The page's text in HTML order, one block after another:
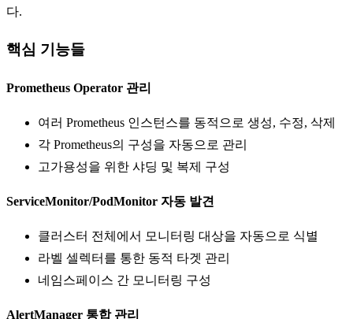
다.
핵심 기능들
Prometheus Operator 관리
여러 Prometheus 인스턴스를 동적으로 생성, 수정, 삭제
각 Prometheus의 구성을 자동으로 관리
고가용성을 위한 샤딩 및 복제 구성
ServiceMonitor/PodMonitor 자동 발견
클러스터 전체에서 모니터링 대상을 자동으로 식별
라벨 셀렉터를 통한 동적 타겟 관리
네임스페이스 간 모니터링 구성
AlertManager 통합 관리